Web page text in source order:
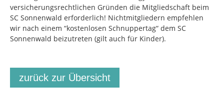
versicherungsrechtlichen Gründen die Mitgliedschaft beim
SC Sonnenwald erforderlich! Nichtmitgliedern empfehlen
wir nach einem “kostenlosen Schnuppertag“ dem SC
Sonnenwald beizutreten (gilt auch für Kinder).
zurück zur Übersicht